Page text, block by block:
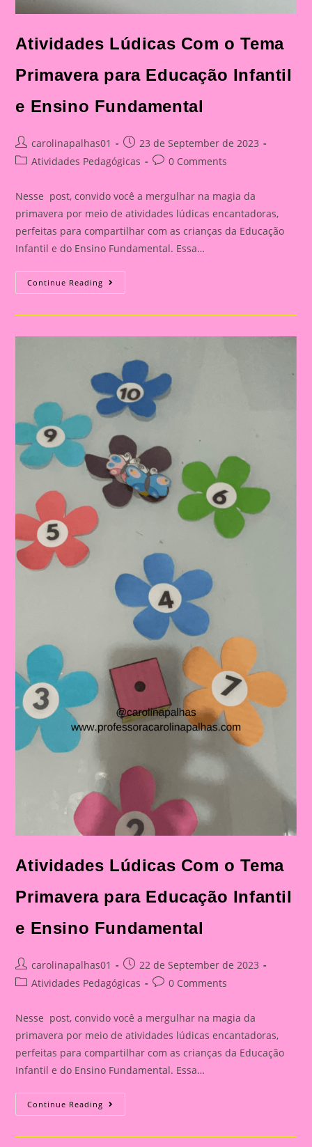
Atividades Lúdicas Com o Tema
Primavera para Educação Infantil
e Ensino Fundamental
Post
author:
carolinapalhas01
Post
published:
23 de September de 2023
PostAtividades Pedagógicas
Post0 Comments
Nesse post, convido você a mergulhar na magia da
primavera por meio de atividades lúdicas encantadoras,
perfeitas para compartilhar com as crianças da Educação
Infantil e do Ensino Fundamental. Essa…
Continue Reading Atividades
Lúdicas
Para
Infantil
E
Ensino
Fundamental
Atividades Lúdicas Com o Tema
Primavera para Educação Infantil
e Ensino Fundamental
Post
author:
carolinapalhas01
Post
published:
22 de September de 2023
PostAtividades Pedagógicas
Post0 Comments
Nesse post, convido você a mergulhar na magia da
primavera por meio de atividades lúdicas encantadoras,
perfeitas para compartilhar com as crianças da Educação
Infantil e do Ensino Fundamental. Essa…
Continue Reading Atividades
Lúdicas